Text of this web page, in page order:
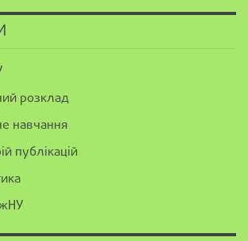
розклад
навчання
публікацій